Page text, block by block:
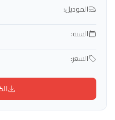
الموديل:
السنة:
السعر: